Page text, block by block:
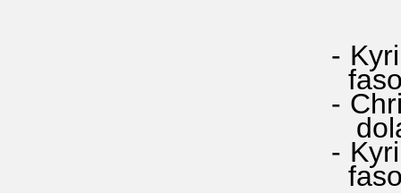
- Kyri
-
dola-
- Kyri